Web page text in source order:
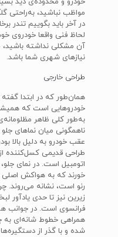
مواظب نباشید،
در آخر باید بگوییم تندر
لحاظ فنی واقعا خودروی
آن مشکلی نداشته باشید،
نیازهای شهری شما باشد.
طراحی خارجی
خودروهایی است که
به‌طور کلی ظاهر
ناهمگونی میان نماهای
عقب خودرو به دلیل بالا
طراحی قدیمی کسل‌کننده
اتومبیل است. در نمای
خورند که به هواکش اصلی
رنو است، نشانه می‌روند.
زیرین نیز تا حدی یادآور
فرانسوی است. در جوانب
همراهی خطوط شانه‌ای به
شده و با گذر از